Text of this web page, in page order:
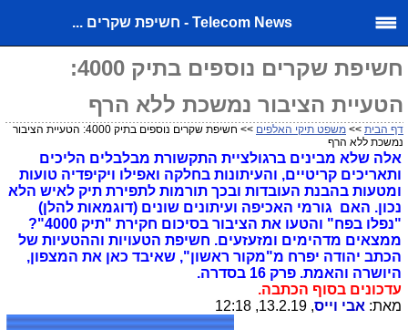
Telecom News - חשיפת שקרים ...
חשיפת שקרים נוספים בתיק 4000:
הטעיית הציבור נמשכת ללא הרף
דף הבית >> משפט תיקי האלפים
>> חשיפת שקרים נוספים בתיק 4000: הטעיית הציבור
נמשכת ללא הרף
אלה שלא מבינים ברגולציית התקשורת מבלבלים הליכים
ותאריכים קריטיים, והעיתונות בחלקה ואפילו ויקיפדיה טועות
ומטעות בהבנת העובדות ובכך תורמות לתפירת תיק לאיש הלא
נכון. האם גורמי האכיפה ועיתונים שונים (דוגמאות להלן)
"נפלו בפח" והטעו את הציבור בסיכום חקירת "תיק 4000"?
ממצאים מדהימים ומזעזעים. חשיפת הטעויות וההטעיות של
הכתב יהודה יפרח מ"מקור ראשון", שאיבד כאן את המצפון,
היושרה והאמת. פרק 16 בסדרה.
עדכונים בסוף הכתבה.
מאת: אבי וייס, 13.2.19, 12:18